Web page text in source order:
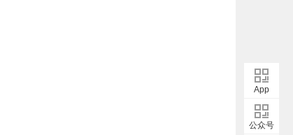
App
公众号